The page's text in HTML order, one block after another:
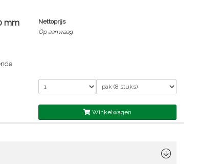
mm
Nettoprijs
Op aanvraag
Winkelwagen